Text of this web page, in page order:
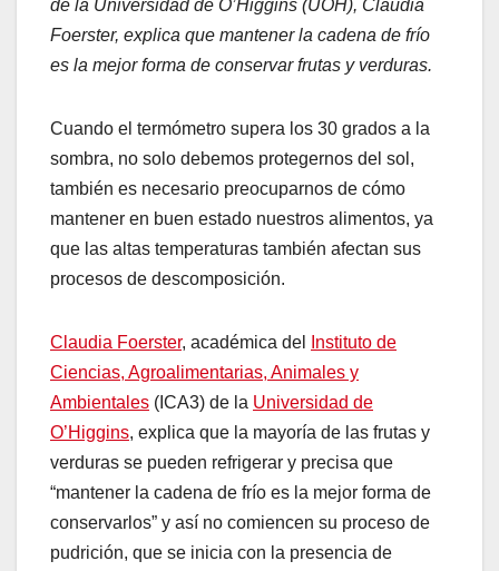
de la Universidad de O’Higgins (UOH), Claudia
Foerster, explica que mantener la cadena de frío
es la mejor forma de conservar frutas y verduras.
Cuando el termómetro supera los 30 grados a la
sombra, no solo debemos protegernos del sol,
también es necesario preocuparnos de cómo
mantener en buen estado nuestros alimentos, ya
que las altas temperaturas también afectan sus
procesos de descomposición.
Claudia Foerster, académica del
Instituto de
Ciencias, Agroalimentarias, Animales y
Ambientales (ICA3) de la Universidad de
O’Higgins, explica que la mayoría de las frutas y
verduras se pueden refrigerar y precisa que
“mantener la cadena de frío es la mejor forma de
conservarlos” y así no comiencen su proceso de
pudrición, que se inicia con la presencia de